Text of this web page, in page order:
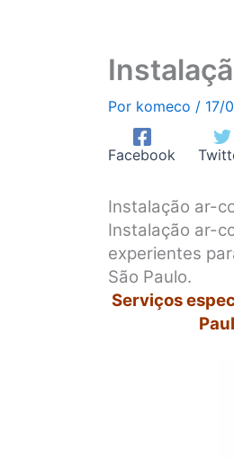
Por komeco / 17/
Facebook
Instalação ar-
Instalação ar-
experientes
São Paulo.
Serviços